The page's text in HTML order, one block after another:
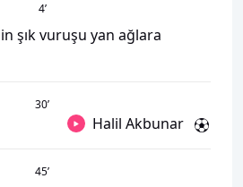
4’
şık vuruşu yan ağlara
30’
Halil Akbunar
45’